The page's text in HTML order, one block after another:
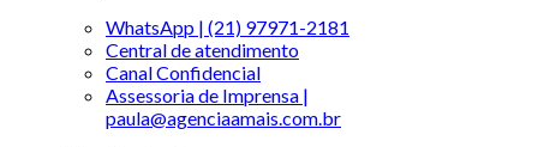
WhatsApp | (21) 97971-2181
Central de atendimento
Canal Confidencial
Assessoria de Imprensa |
paula@agenciaamais.com.br